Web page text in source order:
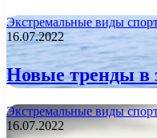
Экстремальные виды
16.07.2022
Новые тренды в
Экстремальные виды
16.07.2022